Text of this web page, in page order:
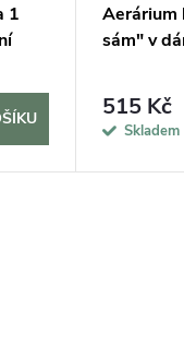
1
Aerárium
sám" v
515 Kč
Skladem